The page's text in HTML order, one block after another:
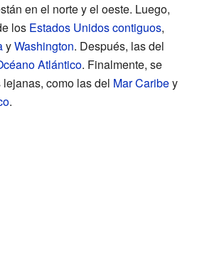
en el norte y el oeste. Luego,
los Estados Unidos contiguos,
yWashington. Después, las del
Atlántico. Finalmente, se
como las del Mar Caribey
.